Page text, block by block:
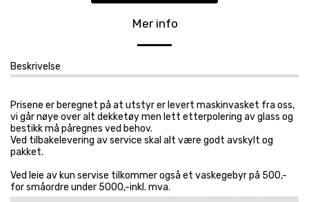
Mer info
Beskrivelse
Prisene er beregnet på at utstyr er levert maskinvasket fra oss,
vi går nøye over alt dekketøy men lett etterpolering av glass og
bestikk må påregnes ved behov.
Ved tilbakelevering av service skal alt være godt avskylt og
pakket.
Ved leie av kun servise tilkommer også et vaskegebyr på 500,-
for småordre under 5000,-inkl. mva.